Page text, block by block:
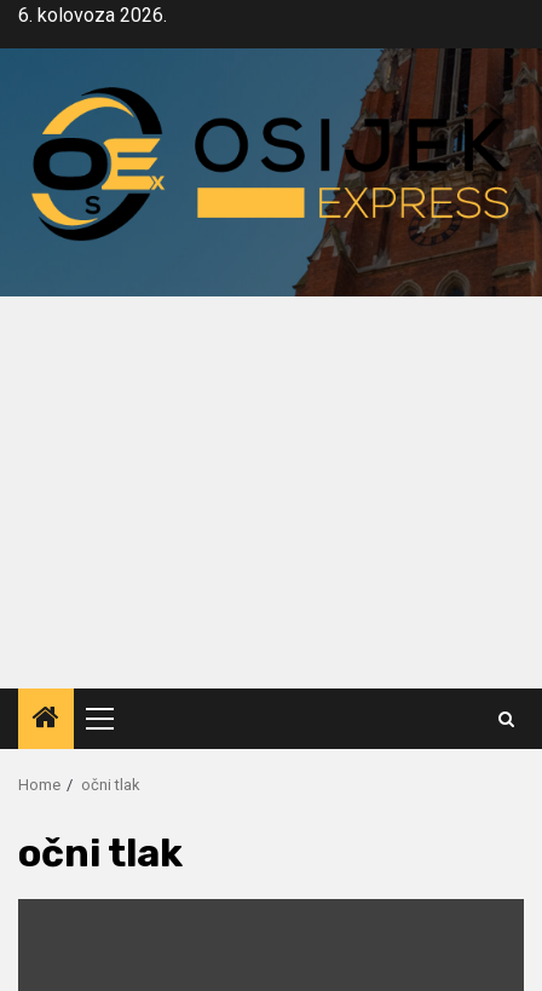
Skip6. kolovoza 2026.
Primary
Menu
Home očni tlak
očni tlak